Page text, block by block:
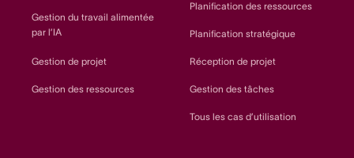
Gestion du travail alimentée
par l’IA
Gestion de projet
Gestion des ressources
Planification des ressources
Planification stratégique
Réception de projet
Gestion des tâches
Tous les cas d’utilisation